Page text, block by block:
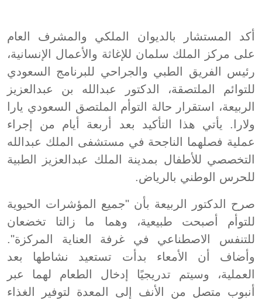
أكد المستشار بالديوان الملكي والمشرف العام
على مركز الملك سلمان للإغاثة والأعمال الإنسانية،
رئيس الفريق الطبي والجراحي للبرنامج السعودي
للتوائم الملتصقة، الدكتور عبدالله بن عبدالعزيز
الربيعة، استقرار حالة التوأم الملتصق السعودي يارا
ولارا. يأتي هذا التأكيد بعد أربعة أيام من إجراء
عملية فصلهما الناجحة في مستشفى الملك عبدالله
التخصصي للأطفال بمدينة الملك عبدالعزيز الطبية
للحرس الوطني بالرياض.
صرح الدكتور الربيعة بأن "جميع المؤشرات الحيوية
للتوأم أصبحت طبيعية، وهما ما زالتا تخضعان
للتنفس الاصطناعي في غرفة العناية المركزة".
وأضاف أن الأمعاء بدأت تستعيد نشاطها بعد
العملية، وسيتم تدريجيًا إدخال الطعام لهما عبر
أنبوب متصل من الأنف إلى المعدة لتوفير الغذاء